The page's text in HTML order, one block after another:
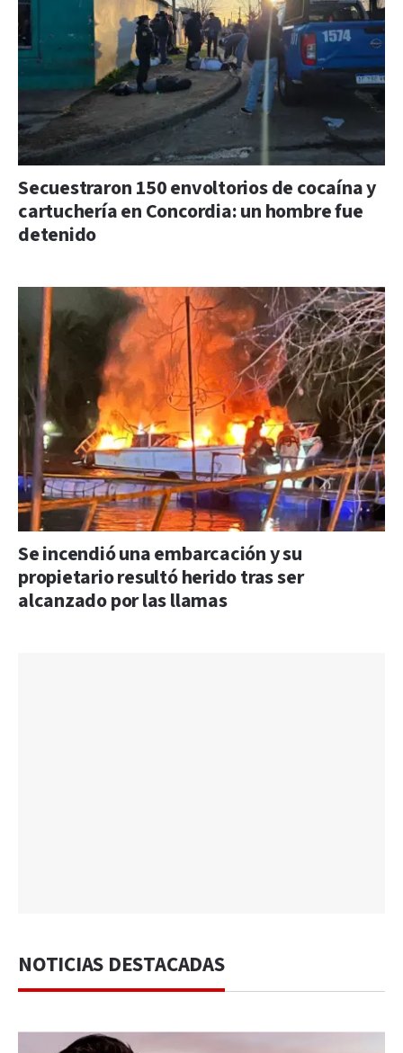
Secuestraron 150 envoltorios de cocaína y
cartuchería en Concordia: un hombre fue
detenido
Se incendió una embarcación y su
propietario resultó herido tras ser
alcanzado por las llamas
NOTICIAS DESTACADAS